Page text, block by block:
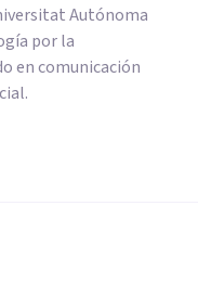
Autónoma
por la
en comunicación